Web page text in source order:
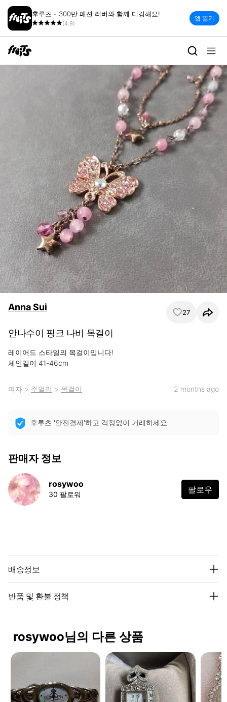
후루츠 - 300만 패션 러버와 함께 디깅해요!
(4.9)
앱 열기
Anna Sui 27
안나수이 핑크 나비 목걸이
레이어드 스타일의 목걸이입니다!
체인길이 41-46cm
여자 > 주얼리 > 목걸이 2 months ago
후루츠 '안전결제'하고 걱정없이 거래하세요
판매자 정보
rosywoo
30 팔로워 팔로우
배송정보
반품 및 환불 정책
rosywoo님의 다른 상품